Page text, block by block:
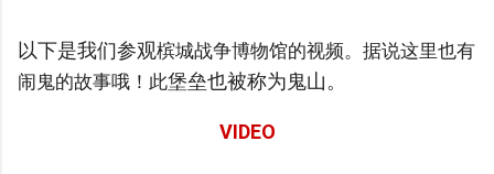
以下是我们参观槟城战争博物馆的视频。据说这里也有
闹鬼的故事哦！此堡垒也被称为鬼山。
VIDEO